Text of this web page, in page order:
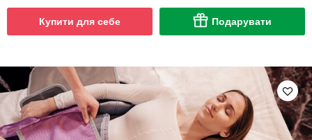
Купити для себе Подарувати